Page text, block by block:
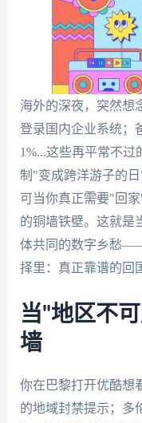
海外的深夜，突然想
登录国内企业系统；
1%...这些再平常不
制"变成跨洋游子的日
可当你真正需要"回
的铜墙铁壁。这就是
体共同的数字乡愁
择里：真正靠谱的回
当"地区不
墙
你在巴黎打开优酷想
的地域封禁提示；多